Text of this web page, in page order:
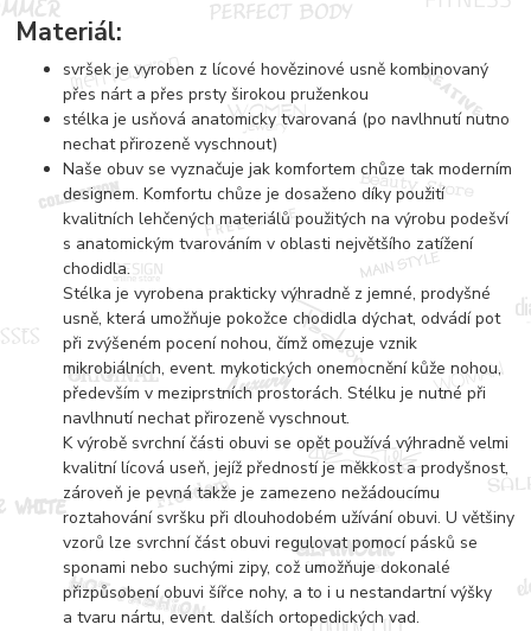
Materiál:
svršek je vyroben z lícové hovězinové usně kombinovaný
přes nárt a přes prsty širokou pruženkou
stélka je usňová anatomicky tvarovaná (po navlhnutí nutno
nechat přirozeně vyschnout)
Naše obuv se vyznačuje jak komfortem chůze tak moderním
designem. Komfortu chůze je dosaženo díky použití
kvalitních lehčených materiálů použitých na výrobu podešví
s anatomickým tvarováním v oblasti největšího zatížení
chodidla.
Stélka je vyrobena prakticky výhradně z jemné, prodyšné
usně, která umožňuje pokožce chodidla dýchat, odvádí pot
při zvýšeném pocení nohou, čímž omezuje vznik
mikrobiálních, event. mykotických onemocnění kůže nohou,
především v meziprstních prostorách. Stélku je nutné při
navlhnutí nechat přirozeně vyschnout.
K výrobě svrchní části obuvi se opět používá výhradně velmi
kvalitní lícová useň, jejíž předností je měkkost a prodyšnost,
zároveň je pevná takže je zamezeno nežádoucímu
roztahování svršku při dlouhodobém užívání obuvi. U většiny
vzorů lze svrchní část obuvi regulovat pomocí pásků se
sponami nebo suchými zipy, což umožňuje dokonalé
přizpůsobení obuvi šířce nohy, a to i u nestandartní výšky
a tvaru nártu, event. dalších ortopedických vad.